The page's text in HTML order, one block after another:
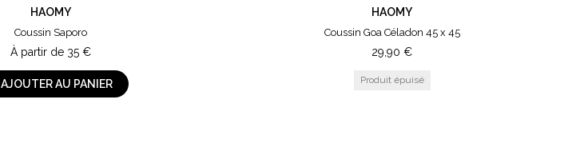
HAOMY
Coussin Saporo
À partir de 35 €
AJOUTER AU PANIER
HAOMY
Coussin Goa Céladon 45 x 45
29,90 €